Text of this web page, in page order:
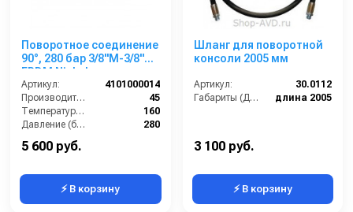
Поворотное соединение
90°, 280 бар 3/8"M-3/8"F
EPDM Nickel
Артикул:
4101000014
Производительность (л/мин):
45
Температура (°C):
160
Давление (бар):
280
Страна-производитель:
5 600 руб.
⚡ В корзину
Шланг для поворотной
консоли 2005 мм
Артикул:
30.0112
Габариты (ДхШхВ):
длина 2005
3 100 руб.
⚡ В корзину